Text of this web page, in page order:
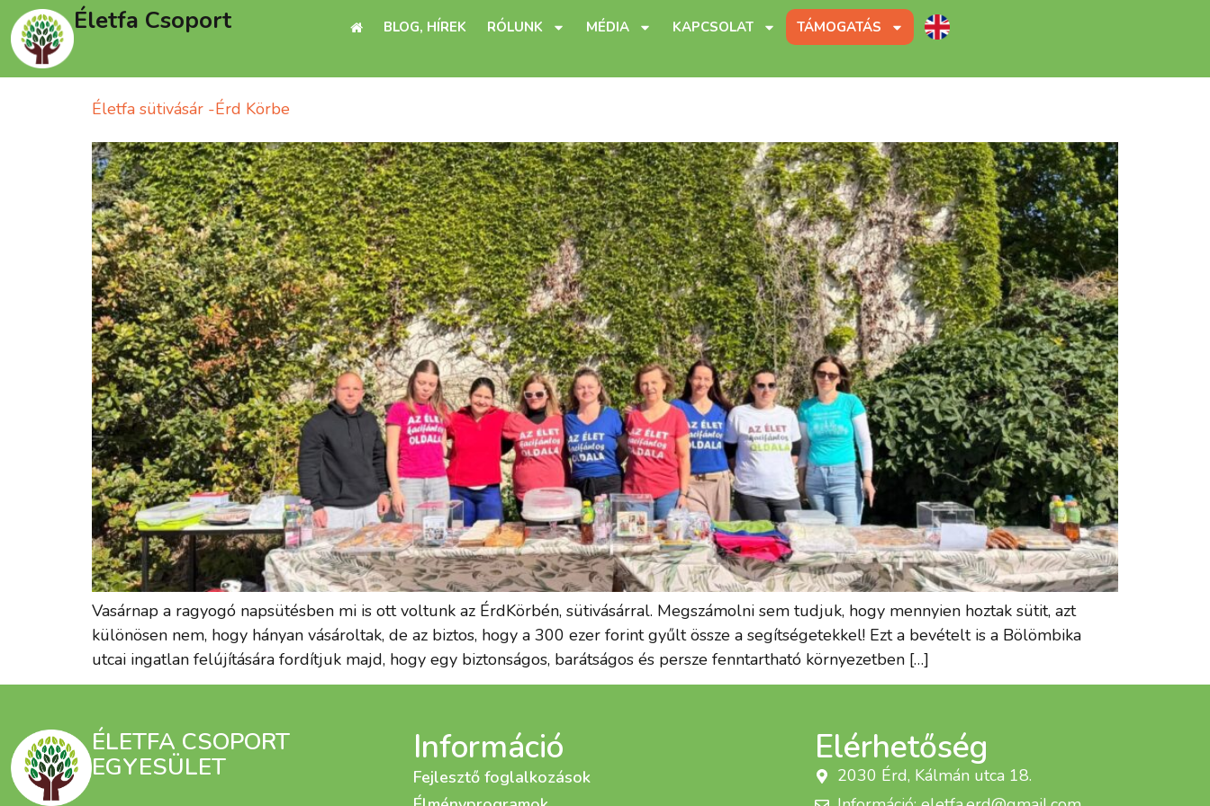
Életfa Csoport BLOG, HÍREK RÓLUNK MÉDIA KAPCSOLAT TÁMOGATÁS
Életfa sütivásár -Érd Körbe
Vasárnap a ragyogó napsütésben mi is ott voltunk az ÉrdKörbén, sütivásárral. Megszámolni sem tudjuk, hogy mennyien hoztak sütit, azt
különösen nem, hogy hányan vásároltak, de az biztos, hogy a 300 ezer forint gyűlt össze a segítségetekkel! Ezt a bevételt is a Bölömbika
utcai ingatlan felújítására fordítjuk majd, hogy egy biztonságos, barátságos és persze fenntartható környezetben […]
ÉLETFA CSOPORT
EGYESÜLET
Információ
Fejlesztő foglalkozások
Elérhetőség
2030 Érd, Kálmán utca 18.